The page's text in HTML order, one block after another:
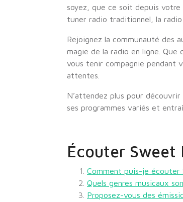
soyez, que ce soit depuis
tuner radio traditionnel, la
Rejoignez la communauté des
magie de la radio en ligne.
vous tenir compagnie pendant
attentes.
N’attendez plus pour
ses programmes variés et
Écouter Sweet
Comment puis-je écouter
Quels genres musicaux
Proposez-vous des